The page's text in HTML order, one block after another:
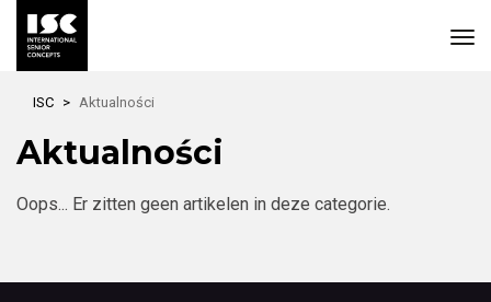
content
ISC Aktualności
Aktualności
Oops... Er zitten geen artikelen in deze categorie.